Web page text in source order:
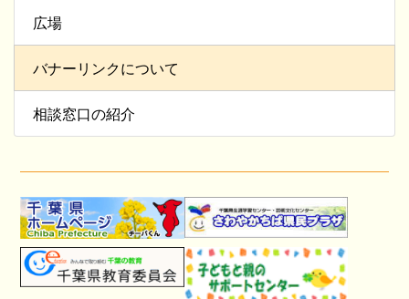
広場
バナーリンクについて
相談窓口の紹介